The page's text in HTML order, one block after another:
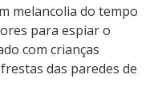
melancolia do tempo
para espiar o
com crianças
das paredes de